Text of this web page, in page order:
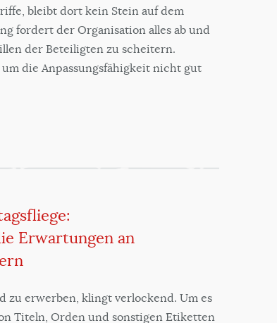
bleibt dort kein Stein auf dem
fordert der Organisation alles ab und
der Beteiligten zu scheitern.
die Anpassungsfähigkeit nicht gut
Erwartungen an
zu erwerben, klingt verlockend. Um es
Titeln, Orden und sonstigen Etiketten